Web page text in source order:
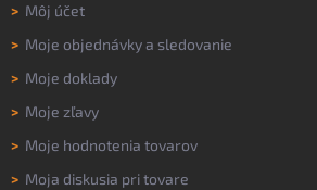
> Môj účet
> Moje objednávky a sledovanie
> Moje doklady
> Moje zľavy
> Moje hodnotenia tovarov
> Moja diskusia pri tovare